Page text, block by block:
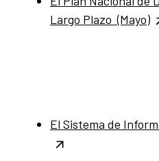
Largo Plazo (Mayo)
El Sistema de